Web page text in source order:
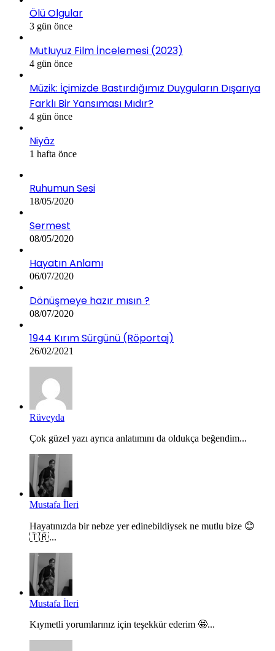
Ölü Olgular
3 gün önce
Mutluyuz Film İncelemesi (2023)
4 gün önce
Müzik: İçimizde Bastırdığımız Duyguların Dışarıya
Farklı Bir Yansıması Mıdır?
4 gün önce
Niyâz
1 hafta önce
Ruhumun Sesi
18/05/2020
Sermest
08/05/2020
Hayatın Anlamı
06/07/2020
Dönüşmeye hazır mısın ?
08/07/2020
1944 Kırım Sürgünü (Röportaj)
26/02/2021
Rüveyda
Çok güzel yazı ayrıca anlatımını da oldukça beğendim...
Mustafa İleri
Hayatınızda bir nebze yer edinebildiysek ne mutlu bize 😊
🇹🇷...
Mustafa İleri
Kıymetli yorumlarınız için teşekkür ederim 🤩...